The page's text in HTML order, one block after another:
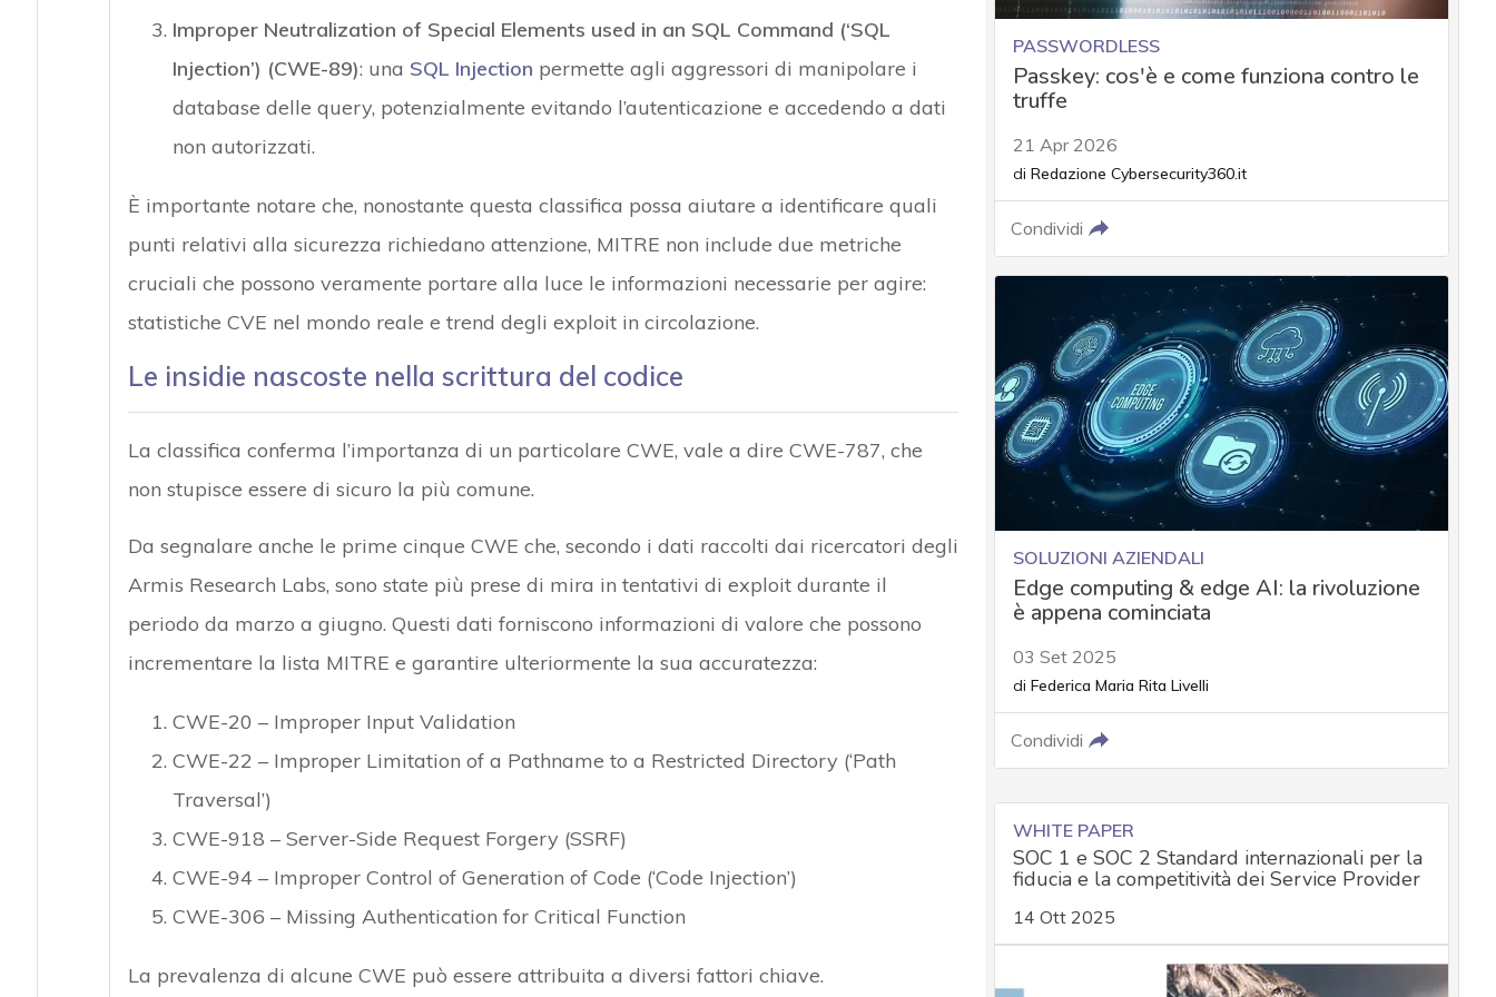
Improper Neutralization of Special Elements used in an SQL Command (‘SQL
Injection’) (CWE-89): una SQL Injection permette agli aggressori di manipolare i
database delle query, potenzialmente evitando l’autenticazione e accedendo a dati
non autorizzati.
È importante notare che, nonostante questa classifica possa aiutare a identificare quali
punti relativi alla sicurezza richiedano attenzione, MITRE non include due metriche
cruciali che possono veramente portare alla luce le informazioni necessarie per agire:
statistiche CVE nel mondo reale e trend degli exploit in circolazione.
Le insidie nascoste nella scrittura del codice
La classifica conferma l’importanza di un particolare CWE, vale a dire CWE-787, che
non stupisce essere di sicuro la più comune.
Da segnalare anche le prime cinque CWE che, secondo i dati raccolti dai ricercatori degli
Armis Research Labs, sono state più prese di mira in tentativi di exploit durante il
periodo da marzo a giugno. Questi dati forniscono informazioni di valore che possono
incrementare la lista MITRE e garantire ulteriormente la sua accuratezza:
CWE-20 – Improper Input Validation
CWE-22 – Improper Limitation of a Pathname to a Restricted Directory (‘Path
Traversal’)
CWE-918 – Server-Side Request Forgery (SSRF)
CWE-94 – Improper Control of Generation of Code (‘Code Injection’)
CWE-306 – Missing Authentication for Critical Function
La prevalenza di alcune CWE può essere attribuita a diversi fattori chiave.
PASSWORDLESS
Passkey: cos'è e come funziona contro le
truffe
21 Apr 2026
di Redazione Cybersecurity360.it
Condividi
SOLUZIONI AZIENDALI
Edge computing & edge AI: la rivoluzione
è appena cominciata
03 Set 2025
di Federica Maria Rita Livelli
Condividi
WHITE PAPER
SOC 1 e SOC 2 Standard internazionali per la
fiducia e la competitività dei Service Provider
14 Ott 2025